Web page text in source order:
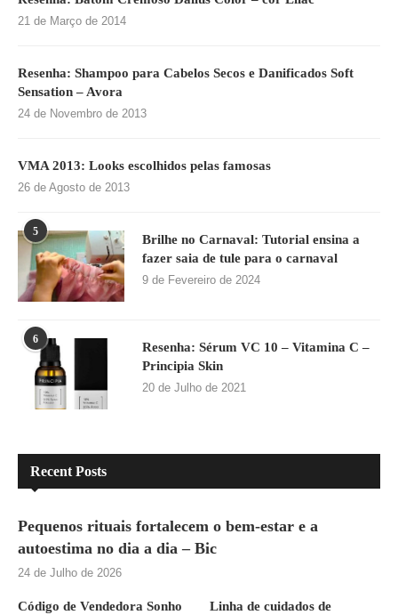
21 de Março de 2014
Resenha: Shampoo para Cabelos Secos e Danificados Soft
Sensation – Avora
24 de Novembro de 2013
VMA 2013: Looks escolhidos pelas famosas
26 de Agosto de 2013
5
Brilhe no Carnaval: Tutorial ensina a
fazer saia de tule para o carnaval
9 de Fevereiro de 2024
6
Resenha: Sérum VC 10 – Vitamina C –
Principia Skin
20 de Julho de 2021
Recent Posts
Pequenos rituais fortalecem o bem-estar e a
autoestima no dia a dia – Bic
24 de Julho de 2026
Código de Vendedora Sonho
Linha de cuidados de